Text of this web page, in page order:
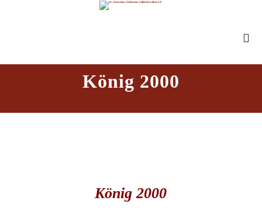
König 2000
König 2000